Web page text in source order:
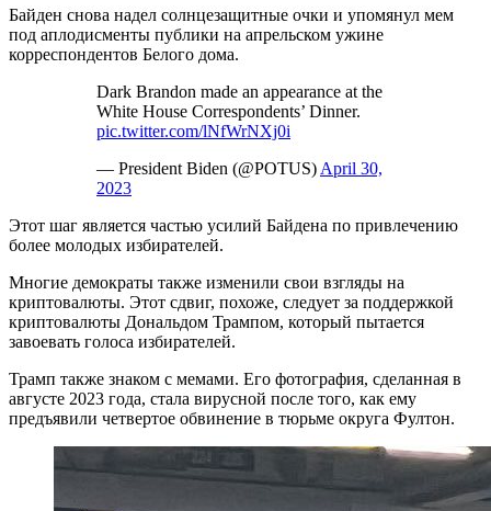
Байден снова надел солнцезащитные очки и упомянул мем
под аплодисменты публики на апрельском ужине
корреспондентов Белого дома.
Dark Brandon made an appearance at the
White House Correspondents’ Dinner.
pic.twitter.com/lNfWrNXj0i
— President Biden (@POTUS) April 30,
2023
Этот шаг является частью усилий Байдена по привлечению
более молодых избирателей.
Многие демократы также изменили свои взгляды на
криптовалюты. Этот сдвиг, похоже, следует за поддержкой
криптовалюты Дональдом Трампом, который пытается
завоевать голоса избирателей.
Трамп также знаком с мемами. Его фотография, сделанная в
августе 2023 года, стала вирусной после того, как ему
предъявили четвертое обвинение в тюрьме округа Фултон.